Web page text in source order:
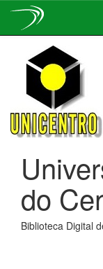
navigation
do
Biblioteca Digital